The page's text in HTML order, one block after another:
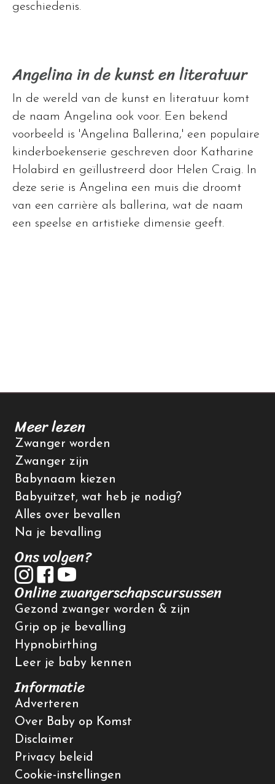
geschiedenis.
Angelina in de kunst en literatuur
In de wereld van de kunst en literatuur komt
de naam Angelina ook voor. Een bekend
voorbeeld is 'Angelina Ballerina,' een populaire
kinderboekenserie geschreven door Katharine
Holabird en geïllustreerd door Helen Craig. In
deze serie is Angelina een muis die droomt
van een carrière als ballerina, wat de naam
een speelse en artistieke dimensie geeft.
Meer lezen
Zwanger worden
Zwanger zijn
Babynaam kiezen
Babyuitzet, wat heb je nodig?
Alles over bevallen
Na je bevalling
Ons volgen?
Online zwangerschapscursussen
Gezond zwanger worden & zijn
Grip op je bevalling
Hypnobirthing
Leer je baby kennen
Informatie
Adverteren
Over Baby op Komst
Disclaimer
Privacy beleid
Cookie-instellingen